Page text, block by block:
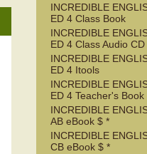
INCREDIBLE
ED 4 Class Book
INCREDIBLE
ED 4 Class Audio CD
INCREDIBLE
ED 4 Itools
INCREDIBLE
ED 4 Teacher's Book
INCREDIBLE
AB eBook $ *
INCREDIBLE
CB eBook $ *